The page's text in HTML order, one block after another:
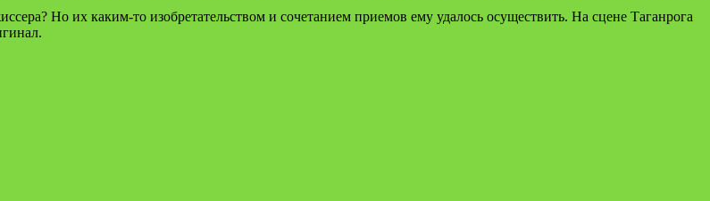
Но их каким-то изобретательством и сочетанием приемов ему удалось осуществить. На сцене Таганрога